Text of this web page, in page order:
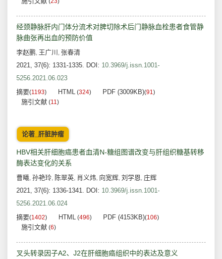
经颈静脉肝内门体分流术对脾切除术后门静脉血栓患者食管静
脉曲张再出血的预防价值
李赵鹏, 王广川 , 张春清
2021, 37(6): 1331-1335. DOI: 10.3969/j.issn.1001-
5256.2021.06.023
摘要(1193) HTML (324) PDF (3009KB)(91)
施引文献 (11)
论著_肝脏肿瘤
HBV相关肝细胞癌患者血清N-糖组图谱改变与肝组织糖基转移
酶表达变化的关系
曹曦, 孙艳玲, 陈翠英, 肖义炜, 向宽辉, 刘学恩, 庄辉
2021, 37(6): 1336-1341. DOI: 10.3969/j.issn.1001-
5256.2021.06.024
摘要(1402) HTML (496) PDF (4153KB)(106)
施引文献 (6)
叉头转录因子A2、J2在肝细胞癌组织中的表达及意义